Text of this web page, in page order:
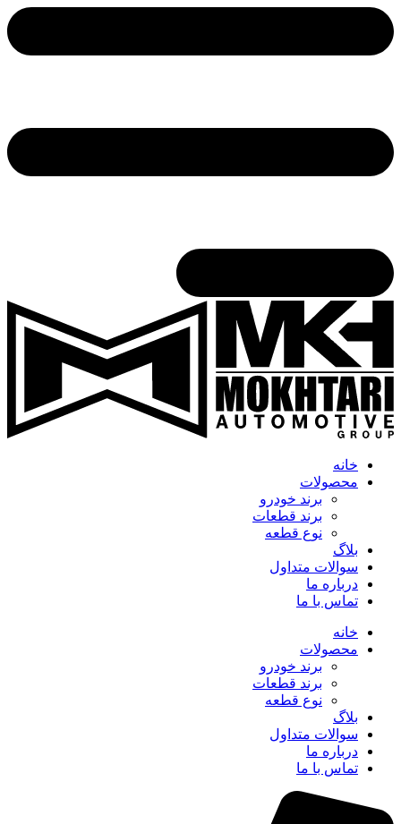
خانه
محصولات
برند خودرو
برند قطعات
نوع قطعه
بلاگ
سوالات متداول
درباره ما
تماس با ما
خانه
محصولات
برند خودرو
برند قطعات
نوع قطعه
بلاگ
سوالات متداول
درباره ما
تماس با ما